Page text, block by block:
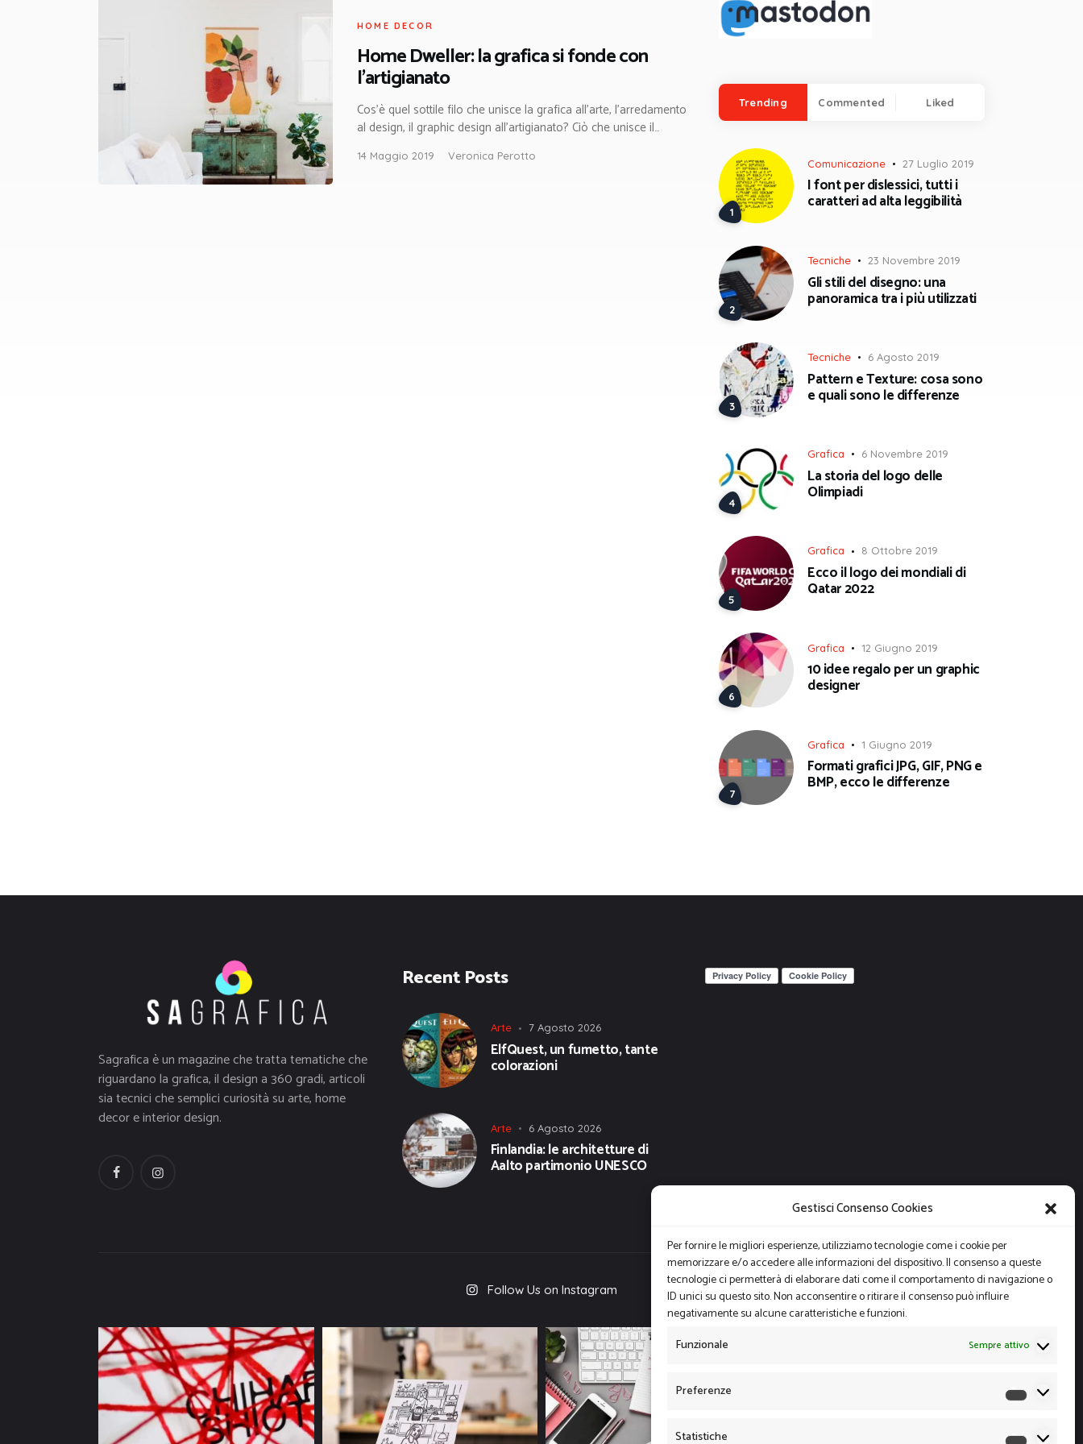
Gestisci Consenso Cookies
Per fornire le migliori esperienze, utilizziamo tecnologie come i cookie per
memorizzare e/o accedere alle informazioni del dispositivo. Il consenso a queste
tecnologie ci permetterà di elaborare dati come il comportamento di navigazione o
ID unici su questo sito. Non acconsentire o ritirare il consenso può influire
negativamente su alcune caratteristiche e funzioni.
Funzionale
Sempre attivo
Preferenze
Statistiche
HOME DECOR
Home Dweller: la grafica si fonde con
l’artigianato
Cos’è quel sottile filo che unisce la grafica all’arte, l’arredamento
al design, il graphic design all’artigianato? Ciò che unisce il…
14 Maggio 2019 Veronica Perotto
Trending Commented Liked
Comunicazione 27 Luglio 2019
I font per dislessici, tutti i
caratteri ad alta leggibilità
Tecniche 23 Novembre 2019
Gli stili del disegno: una
panoramica tra i più utilizzati
Tecniche 6 Agosto 2019
Pattern e Texture: cosa sono
e quali sono le differenze
Grafica 6 Novembre 2019
La storia del logo delle
Olimpiadi
Grafica 8 Ottobre 2019
Ecco il logo dei mondiali di
Qatar 2022
Grafica 12 Giugno 2019
10 idee regalo per un graphic
designer
Grafica 1 Giugno 2019
Formati grafici JPG, GIF, PNG e
BMP, ecco le differenze
Sagrafica è un magazine che tratta tematiche che
riguardano la grafica, il design a 360 gradi, articoli
sia tecnici che semplici curiosità su arte, home
decor e interior design.
Recent Posts
Arte 7 Agosto 2026
ElfQuest, un fumetto, tante
colorazioni
Arte 6 Agosto 2026
Finlandia: le architetture di
Aalto partimonio UNESCO
Follow Us on Instagram